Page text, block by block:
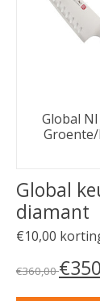
Global
Global
diamant
€10,00
€360,00